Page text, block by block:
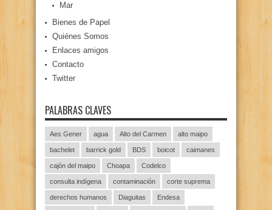
Mar
Bienes de Papel
Quiénes Somos
Enlaces amigos
Contacto
Twitter
PALABRAS CLAVES
Aes Gener agua Alto del Carmen alto maipo
bachelet barrick gold BDS boicot caimanes
cajón del maipo Choapa Codelco
consulta indígena contaminación corte suprema
derechos humanos Diaguitas Endesa